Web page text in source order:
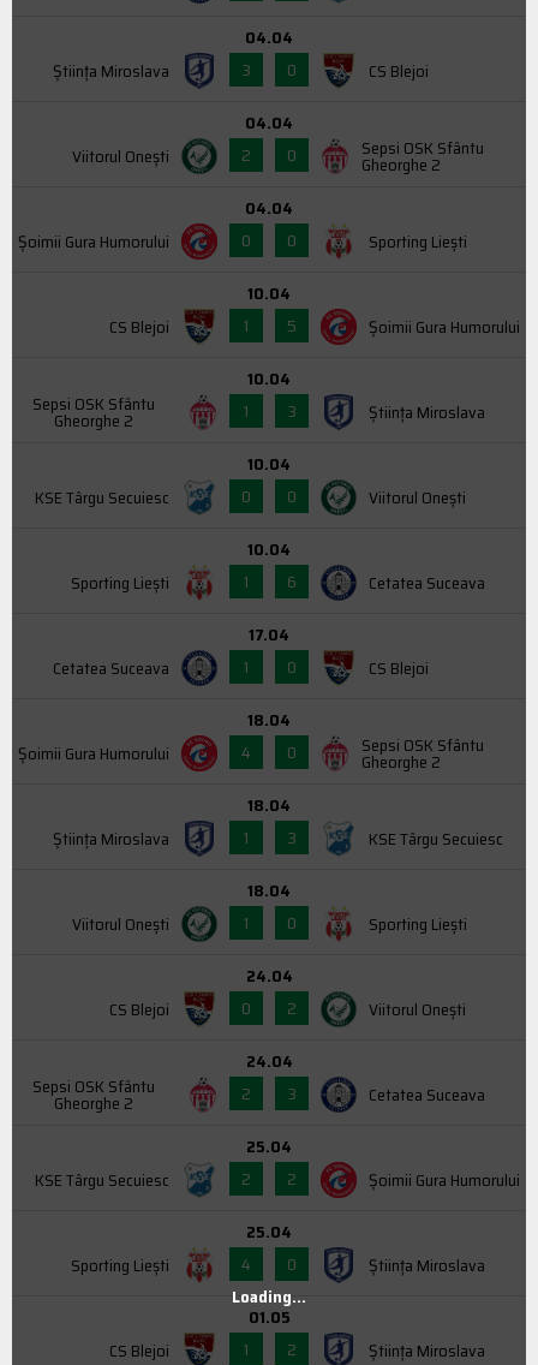
Știința Miroslava
04.04
3
0 CS Blejoi
Viitorul Onești
04.04
2
0 Sepsi OSK Sfântu
Gheorghe 2
Şoimii Gura Humorului
04.04
0
0 Sporting Liești
CS Blejoi
10.04
1
5 Şoimii Gura Humorului
Sepsi OSK Sfântu
Gheorghe 2
10.04
1
3 Știința Miroslava
KSE Târgu Secuiesc
10.04
0
0 Viitorul Onești
Sporting Liești
10.04
1
6 Cetatea Suceava
Cetatea Suceava
17.04
1
0 CS Blejoi
Şoimii Gura Humorului
18.04
4
0 Sepsi OSK Sfântu
Gheorghe 2
Știința Miroslava
18.04
1
3 KSE Târgu Secuiesc
Viitorul Onești
18.04
1
0 Sporting Liești
CS Blejoi
24.04
0
2 Viitorul Onești
Sepsi OSK Sfântu
Gheorghe 2
24.04
2
3 Cetatea Suceava
KSE Târgu Secuiesc
25.04
2
2 Şoimii Gura Humorului
Sporting Liești
25.04
4
0 Știința Miroslava
CS Blejoi
01.05
1
2 Știința Miroslava
Loading...